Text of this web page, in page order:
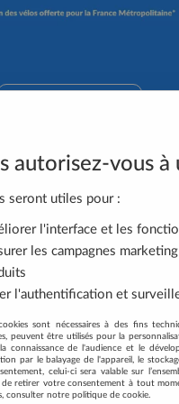
Accessoires Vélo
fin de série, dit
et électriques. Tous
autorisez-vous à
seront utiles pour :
l'interface et les
les campagnes
l'authentification et
sont nécessaires à des fins
peuvent être utilisés pour la
connaissance de l'audience et le
par le balayage de l'appareil, le
celui-ci sera valable sur
de retirer votre consentement à tout
consulter notre politique de cookie.